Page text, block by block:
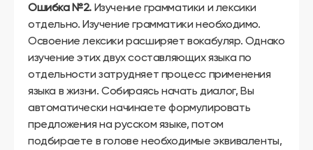
Ошибка №2. Изучение грамматики и лексики
отдельно. Изучение грамматики необходимо.
Освоение лексики расширяет вокабуляр. Однако
изучение этих двух составляющих языка по
отдельности затрудняет процесс применения
языка в жизни. Собираясь начать диалог, Вы
автоматически начинаете формулировать
предложения на русском языке, потом
подбираете в голове необходимые эквиваленты,